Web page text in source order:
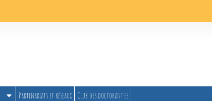
Partenariats et réseaux
Club des doctorant·es